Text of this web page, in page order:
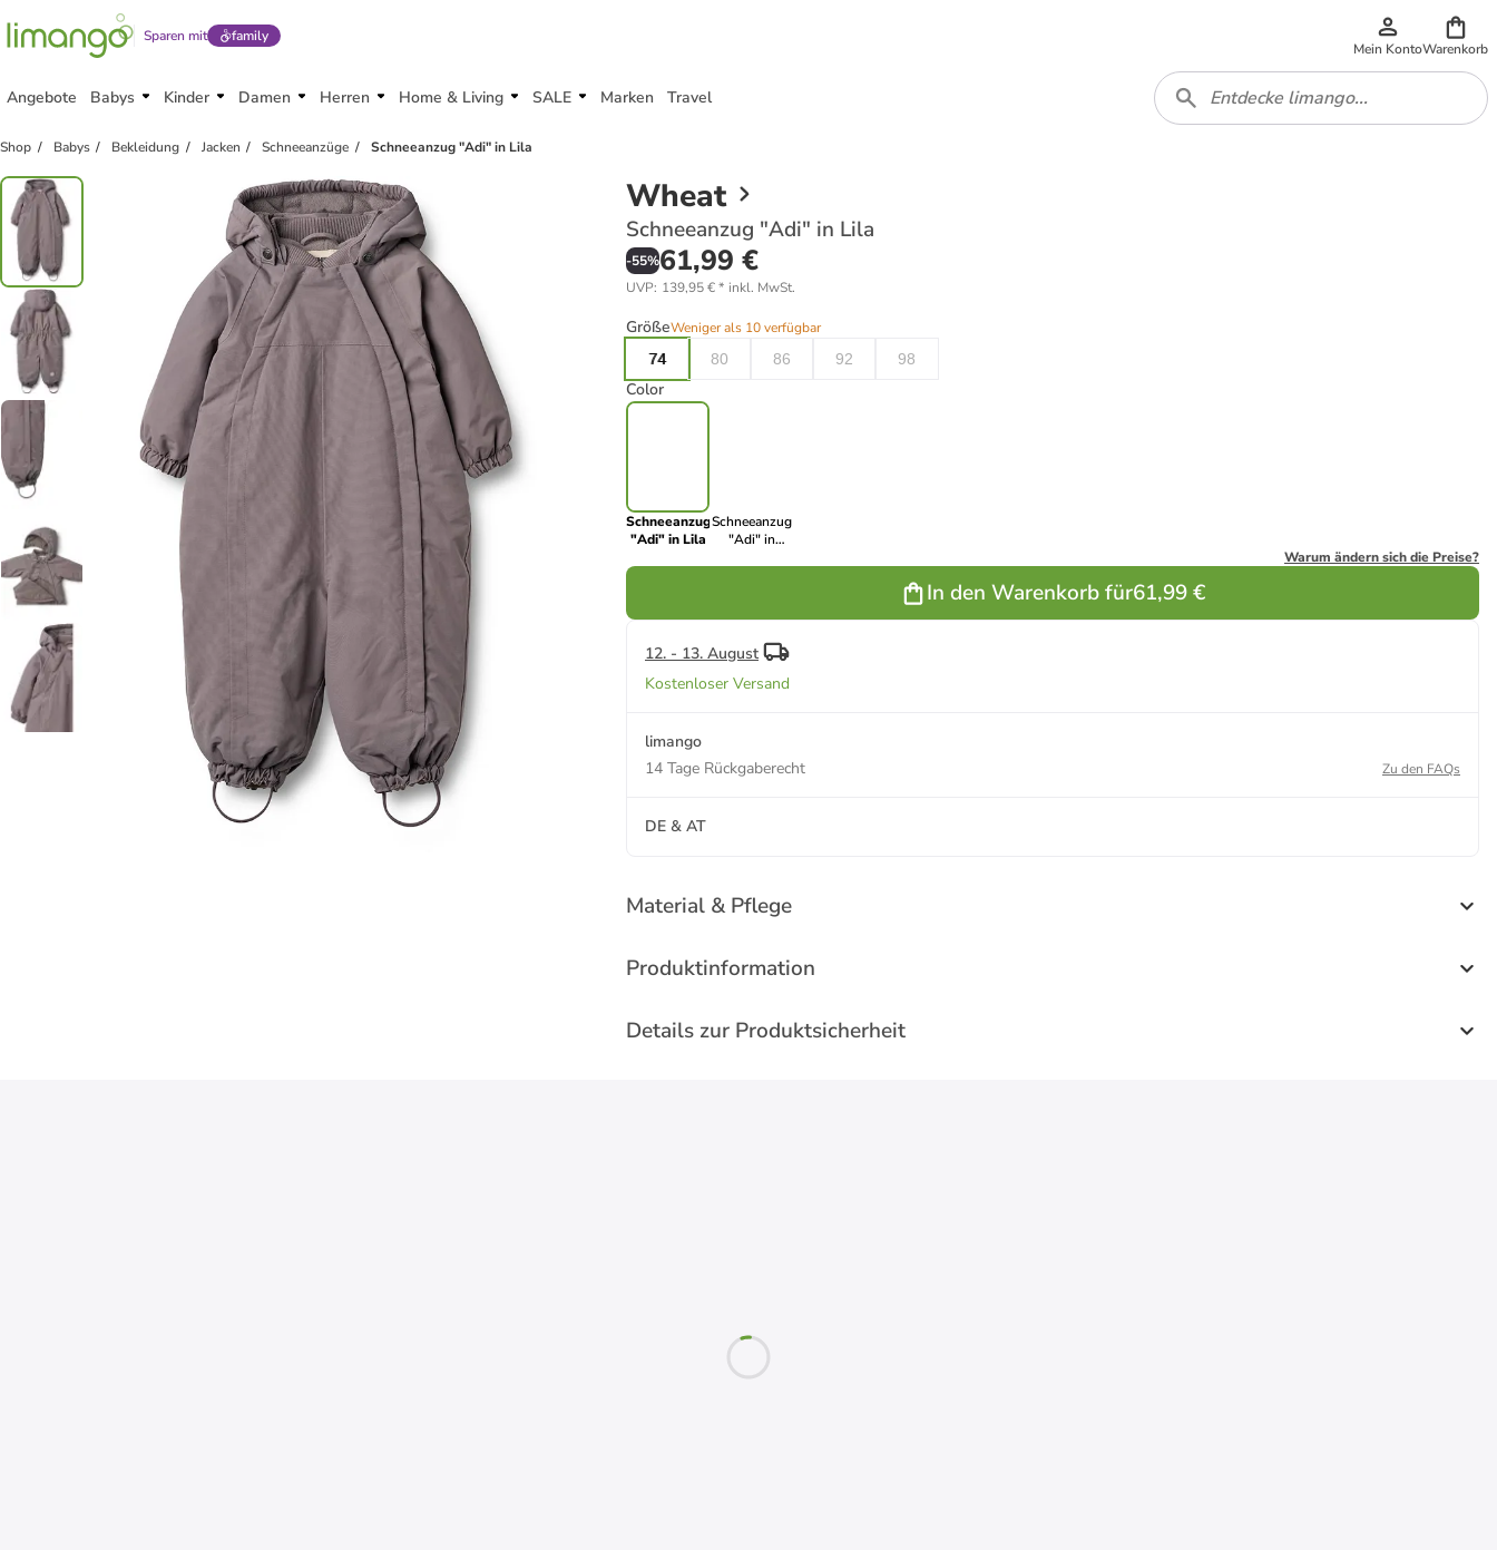
Sparen mit family
Mein KontoWarenkorb
Angebote Babys Kinder Damen Herren Home & Living SALE Marken Travel
Shop Babys Bekleidung Jacken Schneeanzüge Schneeanzug "Adi" in Lila
Wheat
Schneeanzug "Adi" in Lila
-55%61,99 €
UVP: 139,95 €* inkl. MwSt.
GrößeWeniger als 10 verfügbar
74
80 86 92 98
Color
Schneeanzug
"Adi" in Lila
Schneeanzug
"Adi" in
Warum ändern sich die Preise?
In den Warenkorb für61,99 €
12. - 13. August
Kostenloser Versand
limango
14 Tage Rückgaberecht
Zu den FAQs
DE & AT
Material & Pflege
Produktinformation
Details zur Produktsicherheit